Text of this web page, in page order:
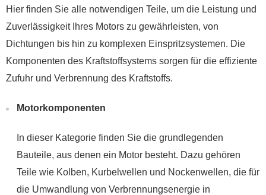
Hier finden Sie alle notwendigen Teile, um die Leistung und
Zuverlässigkeit Ihres Motors zu gewährleisten, von
Dichtungen bis hin zu komplexen Einspritzsystemen. Die
Komponenten des Kraftstoffsystems sorgen für die effiziente
Zufuhr und Verbrennung des Kraftstoffs.
Motorkomponenten
In dieser Kategorie finden Sie die grundlegenden
Bauteile, aus denen ein Motor besteht. Dazu gehören
Teile wie Kolben, Kurbelwellen und Nockenwellen, die für
die Umwandlung von Verbrennungsenergie in